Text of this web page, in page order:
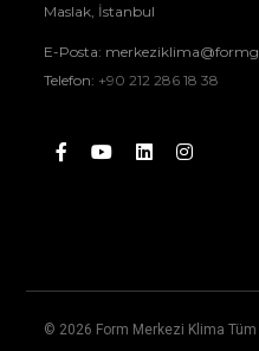
Maslak, İstanbul
E-Posta:
Telefon: +90 212 286 18 38
© 2026 Form Merkezi Klima Tüm